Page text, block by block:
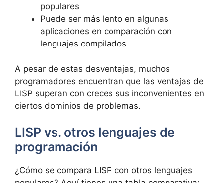
populares
Puede ser más lento en algunas
aplicaciones en comparación con
lenguajes compilados
A pesar de estas desventajas, muchos
programadores encuentran que las ventajas de
LISP superan con creces sus inconvenientes en
ciertos dominios de problemas.
LISP vs. otros lenguajes de
programación
¿Cómo se compara LISP con otros lenguajes